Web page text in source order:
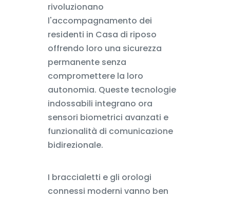
rivoluzionano
l'accompagnamento dei
residenti in Casa di riposo
offrendo loro una sicurezza
permanente senza
compromettere la loro
autonomia. Queste tecnologie
indossabili integrano ora
sensori biometrici avanzati e
funzionalità di comunicazione
bidirezionale.
I braccialetti e gli orologi
connessi moderni vanno ben